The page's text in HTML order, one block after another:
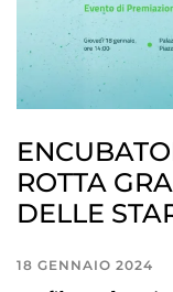
ROTTA
DELLE
18 GENNAIO 2024